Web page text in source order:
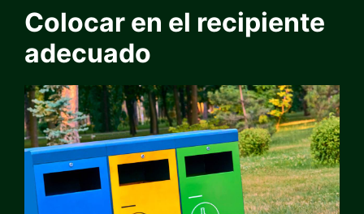
Colocar en el recipiente
adecuado